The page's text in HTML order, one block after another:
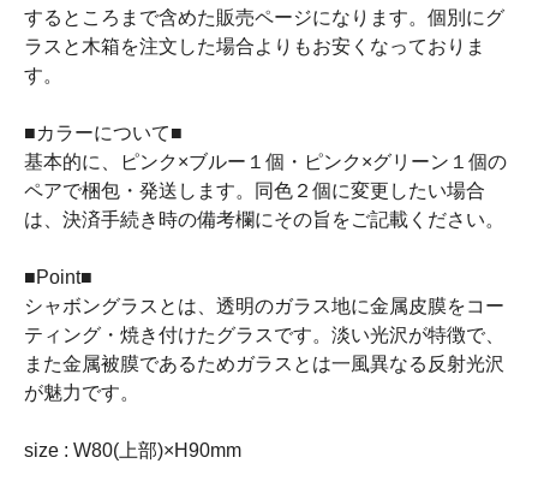
するところまで含めた販売ページになります。個別にグ
ラスと木箱を注文した場合よりもお安くなっておりま
す。
■カラーについて■
基本的に、ピンク×ブルー１個・ピンク×グリーン１個の
ペアで梱包・発送します。同色２個に変更したい場合
は、決済手続き時の備考欄にその旨をご記載ください。
■Point■
シャボングラスとは、透明のガラス地に金属皮膜をコー
ティング・焼き付けたグラスです。淡い光沢が特徴で、
また金属被膜であるためガラスとは一風異なる反射光沢
が魅力です。
size : W80(上部)×H90mm